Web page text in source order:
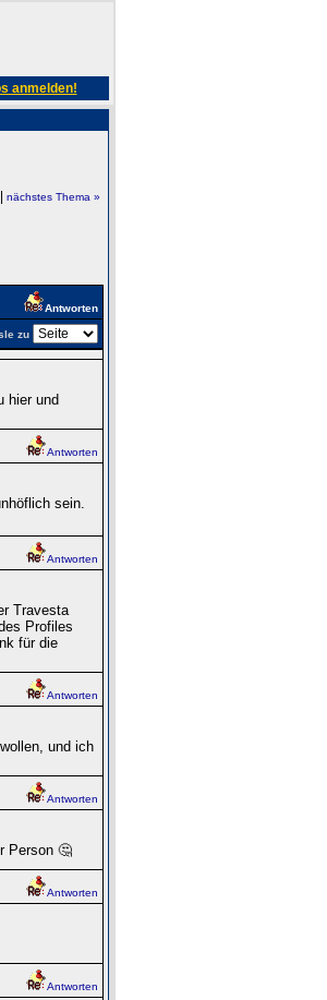
anmelden!
nächstes Thema »
Antworten
zu
hier und
Antworten
sein.
Antworten
Travesta
Profiles
für die
Antworten
und ich
Antworten
Person 🤔
Antworten
Antworten